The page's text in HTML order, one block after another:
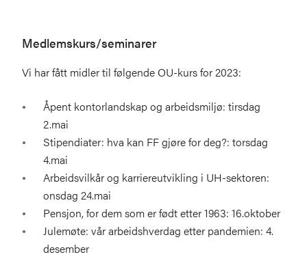
Medlemskurs/seminarer
Vi har fått midler til følgende OU-kurs for 2023:
Åpent kontorlandskap og arbeidsmiljø: tirsdag
2.mai
Stipendiater: hva kan FF gjøre for deg?: torsdag
4.mai
Arbeidsvilkår og karriereutvikling i UH-sektoren:
onsdag 24.mai
Pensjon, for dem som er født etter 1963: 16.oktober
Julemøte: vår arbeidshverdag etter pandemien: 4.
desember